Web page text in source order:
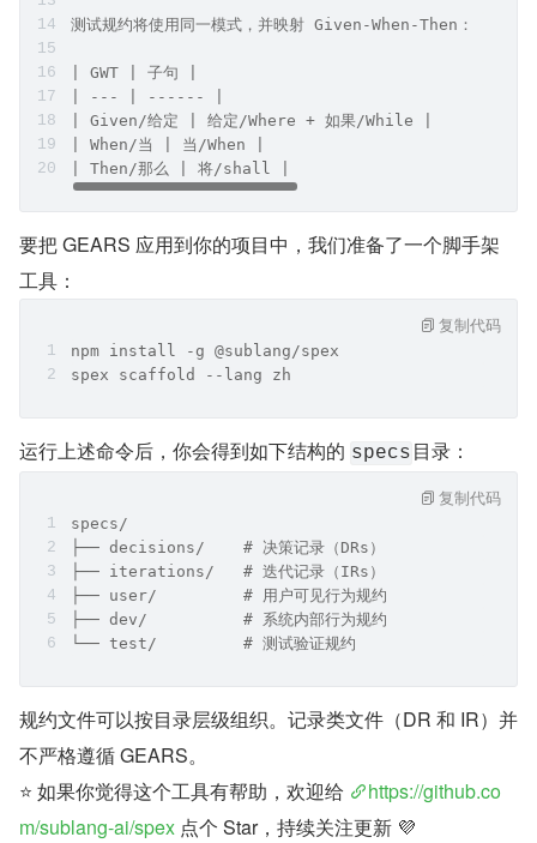
测试规约将使用同一模式，并映射 Given-When-Then：
| GWT | 子句 |
| --- | ------ |
| Given/给定 | 给定/Where + 如果/While |
| When/当 | 当/When |
| Then/那么 | 将/shall |
要把 GEARS 应用到你的项目中，我们准备了一个脚手架
工具：
npm install -g @sublang/spex
spex scaffold --lang zh
复制代码
运行上述命令后，你会得到如下结构的 specs 目录：
specs/
├── decisions/    # 决策记录（DRs）
├── iterations/   # 迭代记录（IRs）
├── user/         # 用户可见行为规约
├── dev/          # 系统内部行为规约
└── test/         # 测试验证规约
复制代码
规约文件可以按目录层级组织。记录类文件（DR 和 IR）并
不严格遵循 GEARS。
⭐ 如果你觉得这个工具有帮助，欢迎给
https://github.co
m/sublang-ai/spex 点个 Star，持续关注更新 💜